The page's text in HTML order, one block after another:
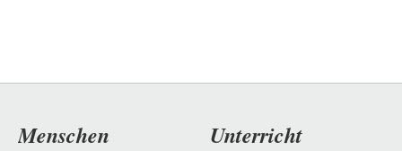
Navigation
Menschen Unterricht